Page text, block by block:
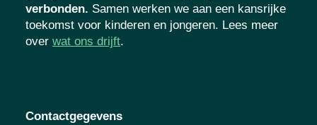
verbonden. Samen werken we aan een kansrijke
toekomst voor kinderen en jongeren. Lees meer
over wat ons drijft.
Contactgegevens